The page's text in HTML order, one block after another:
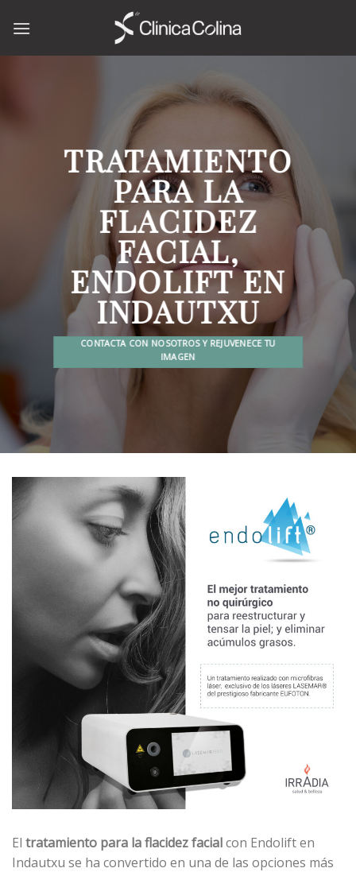
TRATAMIENTO
PARA LA
FLACIDEZ
FACIAL,
ENDOLIFT EN
INDAUTXU
CONTACTA CON NOSOTROS Y REJUVENECE TU
IMAGEN
El tratamiento para la flacidez facialcon Endolift en
Indautxu se ha convertido en una de las opciones más